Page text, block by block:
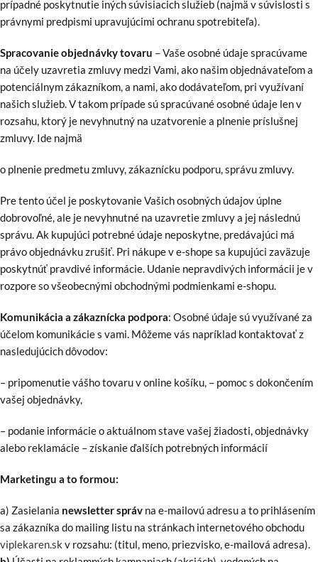
prípadné poskytnutie iných súvisiacich služieb (najmä v súvislosti s
právnymi predpismi upravujúcimi ochranu spotrebiteľa).
Spracovanie objednávky tovaru – Vaše osobné údaje spracúvame
na účely uzavretia zmluvy medzi Vami, ako našim objednávateľom a
potenciálnym zákazníkom, a nami, ako dodávateľom, pri využívaní
našich služieb. V takom prípade sú spracúvané osobné údaje len v
rozsahu, ktorý je nevyhnutný na uzatvorenie a plnenie príslušnej
zmluvy. Ide najmä
o plnenie predmetu zmluvy, zákaznícku podporu, správu zmluvy.
Pre tento účel je poskytovanie Vašich osobných údajov úplne
dobrovoľné, ale je nevyhnutné na uzavretie zmluvy a jej následnú
správu. Ak kupujúci potrebné údaje neposkytne, predávajúci má
právo objednávku zrušiť. Pri nákupe v e-shope sa kupujúci zaväzuje
poskytnúť pravdivé informácie. Udanie nepravdivých informácii je v
rozpore so všeobecnými obchodnými podmienkami e-shopu.
Komunikácia a zákaznícka podpora: Osobné údaje sú využívané za
účelom komunikácie s vami. Môžeme vás napríklad kontaktovať z
nasledujúcich dôvodov:
– pripomenutie vášho tovaru v online košíku, – pomoc s dokončením
vašej objednávky,
– podanie informácie o aktuálnom stave vašej žiadosti, objednávky
alebo reklamácie – získanie ďalších potrebných informácií
Marketingu a to formou:
a) Zasielania newsletter správ na e-mailovú adresu a to prihlásením
sa zákazníka do mailing listu na stránkach internetového obchodu
viplekaren.sk v rozsahu: (titul, meno, priezvisko, e-mailová adresa).